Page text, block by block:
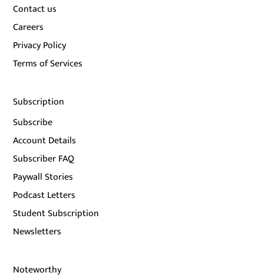
Contact us
Careers
Privacy Policy
Terms of Services
Subscription
Subscribe
Account Details
Subscriber FAQ
Paywall Stories
Podcast Letters
Student Subscription
Newsletters
Noteworthy